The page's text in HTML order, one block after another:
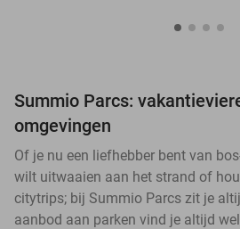
Summio Parcs:
omgevingen
Of je nu een liefhebber bent van
wilt uitwaaien aan het strand of
citytrips; bij Summio Parcs zit je
aanbod aan parken vind je altijd